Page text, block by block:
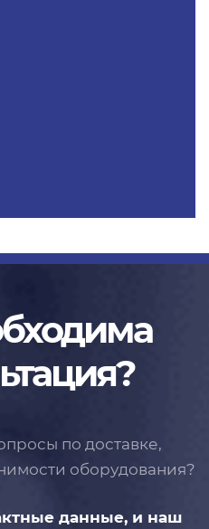
по доставке,
оборудования?
данные, и наш